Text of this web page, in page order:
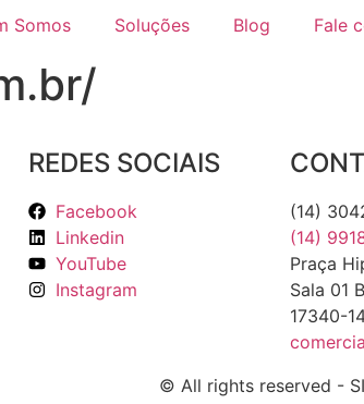
Somos Soluções Blog Fale
REDES SOCIAIS
Facebook
Linkedin
YouTube
Instagram
(14)
(14)
Praça
Sala 01
17340-
© All rights reserved -